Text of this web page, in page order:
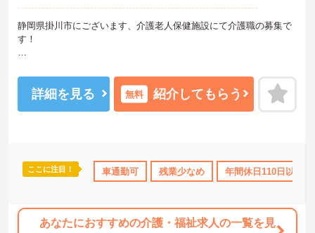
年間休日110日以上 社会保険完備 交通費支給 退職金制
静岡県掛川市にございます、介護老人保健施設にて介護職の募集で
す！
かり確保できます！また、マイカー通勤OKなので、通勤も楽々です
詳細を見る 無料 紹介してもらう
ここに注目！ 車通勤可 残業少なめ 年間休日110日以上
あなたにおすすめの介護・福祉求人の一覧を見